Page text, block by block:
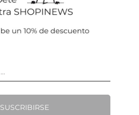
SUSCRIBIRSE